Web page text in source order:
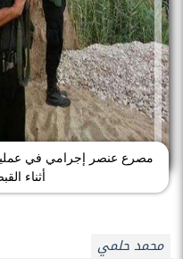
مصرع عنصر إجرامي في عملية
أثناء
محمد حلمي